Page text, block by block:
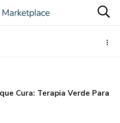
Cura: Terapia Verde Para